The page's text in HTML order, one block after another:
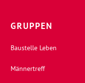
GRUPPEN
Baustelle Leben
Männertreff